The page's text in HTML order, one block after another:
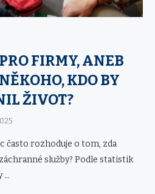
FIRMY, ANEB
KDO BY
ŽIVOT?
často rozhoduje o tom, zda
služby? Podle statistik
…